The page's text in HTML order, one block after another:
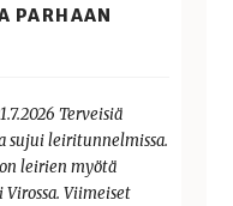
PARHAAN
Terveisiä
sujui leiritunnelmissa.
leirien myötä
Viimeiset